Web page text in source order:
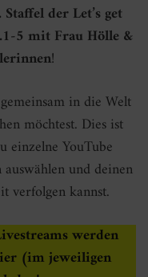
der Let’s get
5 mit Frau Hölle &
!
in die Welt
möchtest. Dies ist
einzelne YouTube
und deinen
verfolgen kannst.
werden
(im jeweiligen